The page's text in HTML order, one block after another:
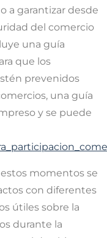
a garantizar desde
del comercio
una guía
que los
prevenidos
una guía
y se puede
momentos se
con diferentes
útiles sobre la
durante la